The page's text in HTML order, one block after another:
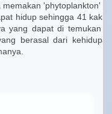
'phytoplankton'
hidup sehingga 41 kaki
yang dapat di temukan
berasal dari